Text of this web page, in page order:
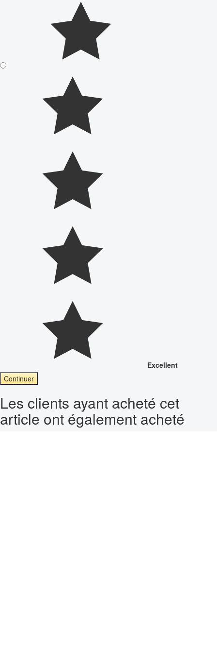
Excellent
Continuer
Les clients ayant acheté cet
article ont également acheté